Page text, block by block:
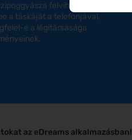
felvihető-e a
a táskáját a telefonjával,
e a légitársasága
az eDreams alkalmazásban!